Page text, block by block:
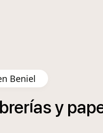
Beniel
íasy